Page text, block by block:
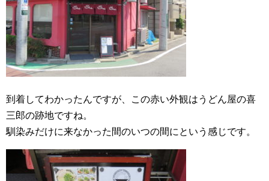
到着してわかったんですが、この赤い外観はうどん屋の喜
三郎の跡地ですね。
馴染みだけに来なかった間のいつの間にという感じです。